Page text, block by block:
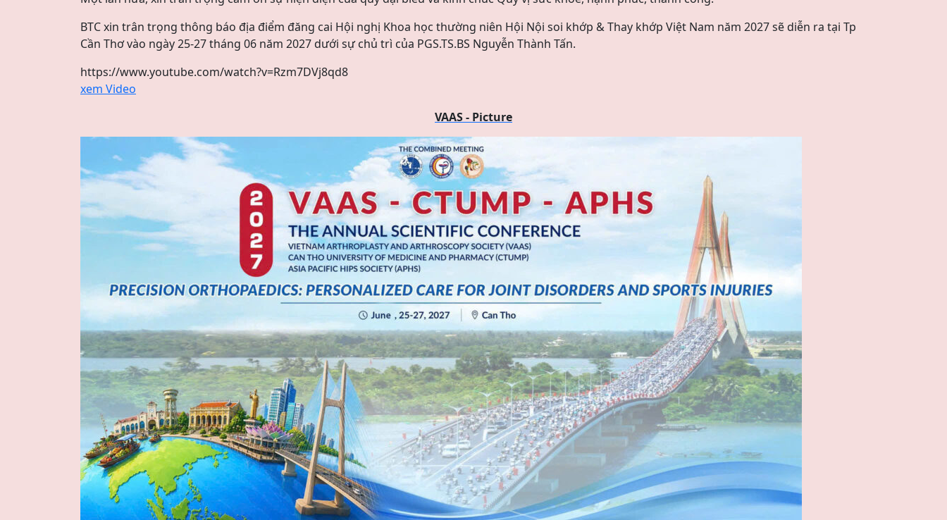
BTC xin trân trọng thông báo địa điểm đăng cai Hội nghị Khoa học thường niên Hội Nội soi khớp & Thay khớp Việt Nam năm 2027 sẽ diễn ra tại Tp
Cần Thơ vào ngày 25-27 tháng 06 năm 2027 dưới sự chủ trì của PGS.TS.BS Nguyễn Thành Tấn.
https://www.youtube.com/watch?v=Rzm7DVj8qd8
xem Video
VAAS - Picture